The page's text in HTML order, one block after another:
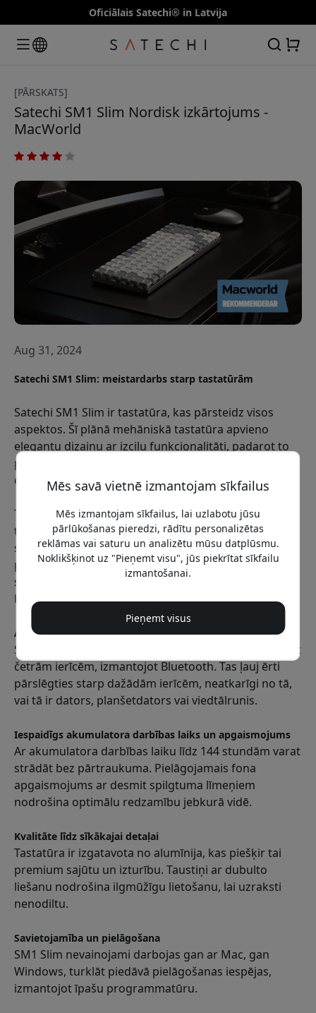
Oficiālais Satechi® in Latvija
[PĀRSKATS]
Satechi SM1 Slim Nordisk izkārtojums -
MacWorld
Aug 31, 2024
Satechi SM1 Slim: meistardarbs starp tastatūrām
Satechi SM1 Slim ir tastatūra, kas pārsteidz visos
aspektos. Šī plānā mehāniskā tastatūra apvieno
elegantu dizainu ar izcilu funkcionalitāti, padarot to
par lielisku izvēli gan mājas birojam, gan lietošanai
ceļā.
Tastatūrai ir zems profils un kompakts izmērs, tāpēc
tā ir gan pārnēsājama, gan stilīga. Neskatoties uz
slaido dizainu, tā nodrošina augstvērtīgu rakstīšanas
pieredzi, pateicoties lineārajiem sarkanajiem
slēdžiem, kas katrā taustiņsitienā sniedz patīkamu un
klusu reakciju.
Augstākās klases daudzpusība
SM1 Slim izceļas ar iespēju vienlaikus savienot līdz pat
četrām ierīcēm, izmantojot Bluetooth. Tas ļauj ērti
pārslēgties starp dažādām ierīcēm, neatkarīgi no tā,
vai tā ir dators, planšetdators vai viedtālrunis.
Iespaidīgs akumulatora darbības laiks un apgaismojums
Ar akumulatora darbības laiku līdz 144 stundām varat
strādāt bez pārtraukuma. Pielāgojamais fona
apgaismojums ar desmit spilgtuma līmeņiem
nodrošina optimālu redzamību jebkurā vidē.
Kvalitāte līdz sīkākajai detaļai
Tastatūra ir izgatavota no alumīnija, kas piešķir tai
premium sajūtu un izturību. Taustiņi ar dubulto
liešanu nodrošina ilgmūžīgu lietošanu, lai uzraksti
nenodiltu.
Savietojamība un pielāgošana
SM1 Slim nevainojami darbojas gan ar Mac, gan
Windows, turklāt piedāvā pielāgošanas iespējas,
izmantojot īpašu programmatūru.
Mēs savā vietnē izmantojam sīkfailus
Mēs izmantojam sīkfailus, lai uzlabotu jūsu
pārlūkošanas pieredzi, rādītu personalizētas
reklāmas vai saturu un analizētu mūsu datplūsmu.
Noklikšķinot uz "Pieņemt visu", jūs piekrītat sīkfailu
izmantošanai.
Pieņemt visus